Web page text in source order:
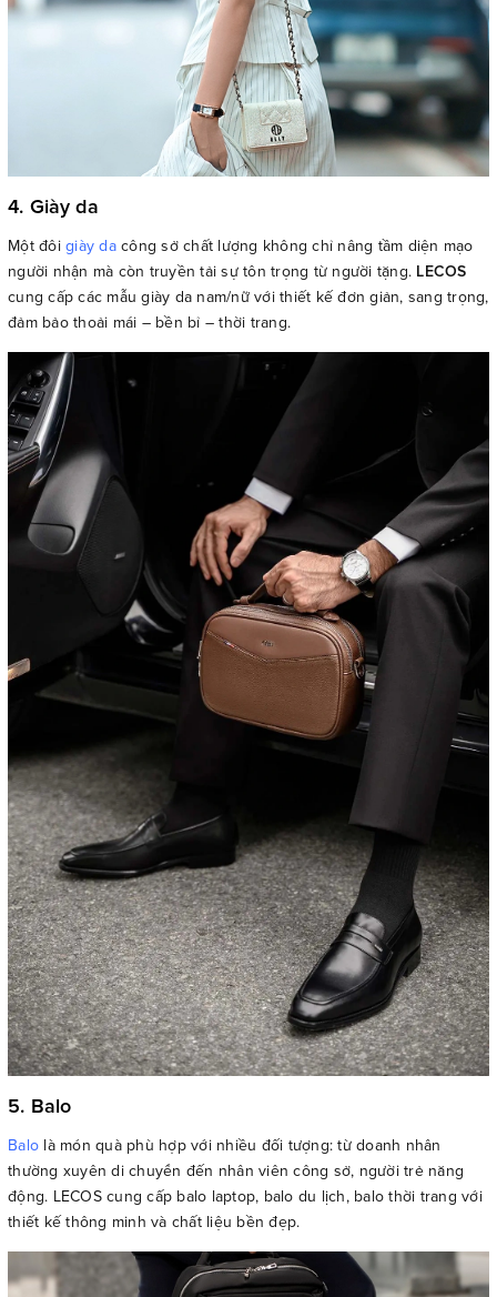
4. Giày da
Một đôi giày dacông sở chất lượng không chỉ nâng tầm diện mạo
người nhận mà còn truyền tải sự tôn trọng từ người tặng. LECOS
cung cấp các mẫu giày da nam/nữ với thiết kế đơn giản, sang trọng,
đảm bảo thoải mái – bền bỉ – thời trang.
5. Balo
Balo là món quà phù hợp với nhiều đối tượng: từ doanh nhân
thường xuyên di chuyển đến nhân viên công sở, người trẻ năng
động. LECOS cung cấp balo laptop, balo du lịch, balo thời trang với
thiết kế thông minh và chất liệu bền đẹp.